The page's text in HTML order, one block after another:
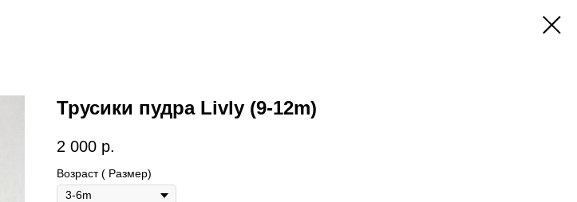
Трусики пудра Livly (9-12m)
2 000 р.
Возраст ( Размер)